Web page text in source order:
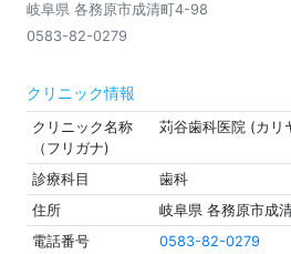
岐阜県 各務原市成清町4-98
0583-82-0279
クリニック情報
クリニック名称
（フリガナ)
苅谷歯科医院 (カリ
診療科目
歯科
住所
岐阜県 各務原市成
電話番号
0583-82-0279